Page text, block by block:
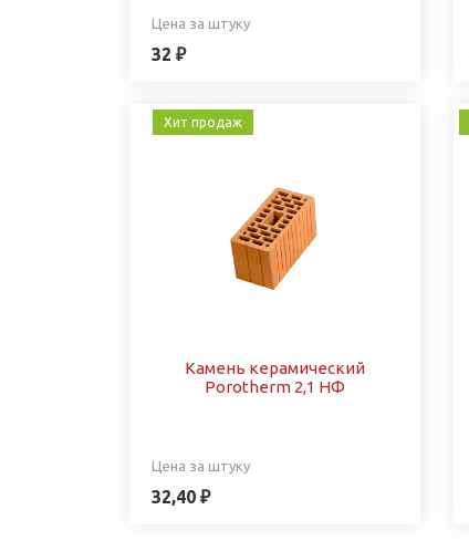
Цена за штуку
32 ₽
Хит продаж
Камень керамический
Porotherm 2,1 НФ
Цена за штуку
32,40 ₽